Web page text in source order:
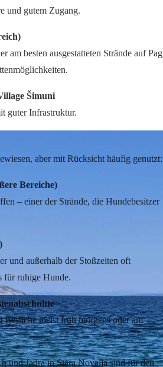
und gutem Zugang.
am besten ausgestatteten Strände auf
Šimuni
guter Infrastruktur.
aber mit Rücksicht häufig genutzt:
Bereiche)
– einer der Strände, die Hundebesitzer
und außerhalb der Stoßzeiten oft
für ruhige Hunde.
Besuche meist früh morgens oder am
und Jadra in Stara Novalja sind für den